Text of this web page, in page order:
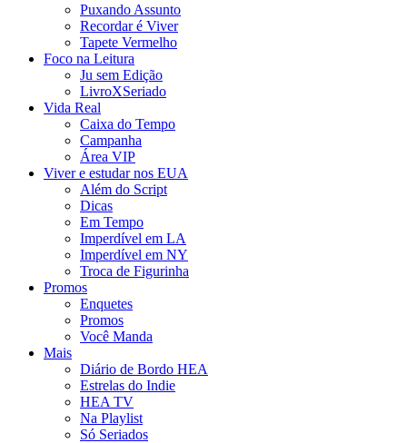
Puxando Assunto
Recordar é Viver
Tapete Vermelho
Foco na Leitura
Ju sem Edição
LivroXSeriado
Vida Real
Caixa do Tempo
Campanha
Área VIP
Viver e estudar nos EUA
Além do Script
Dicas
Em Tempo
Imperdível em LA
Imperdível em NY
Troca de Figurinha
Promos
Enquetes
Promos
Você Manda
Mais
Diário de Bordo HEA
Estrelas do Indie
HEA TV
Na Playlist
Só Seriados